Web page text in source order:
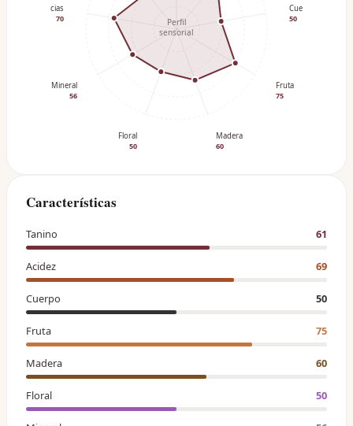
Cuerpo
50
Fruta
75
Madera
60
Floral
50
Mineral
56
Especias
70
Perfil
sensorial
Características
Tanino 61
Acidez 69
Cuerpo 50
Fruta 75
Madera 60
Floral 50